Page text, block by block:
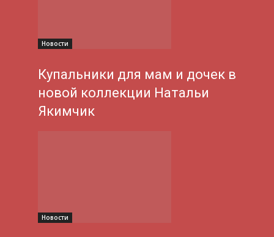
Новости
Купальники для мам и дочек в
новой коллекции Натальи
Якимчик
Новости